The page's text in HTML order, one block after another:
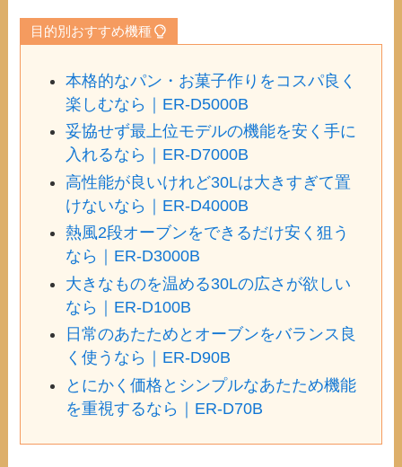
目的別おすすめ機種
本格的なパン・お菓子作りをコスパ良く
楽しむなら｜ER-D5000B
妥協せず最上位モデルの機能を安く手に
入れるなら｜ER-D7000B
高性能が良いけれど30Lは大きすぎて置
けないなら｜ER-D4000B
熱風2段オーブンをできるだけ安く狙う
なら｜ER-D3000B
大きなものを温める30Lの広さが欲しい
なら｜ER-D100B
日常のあたためとオーブンをバランス良
く使うなら｜ER-D90B
とにかく価格とシンプルなあたため機能
を重視するなら｜ER-D70B